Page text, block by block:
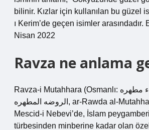
bilinir. Kızlar için kullanılan bu güzel
ı Kerim’de geçen isimler
Nisan 2022
Ravza ne anlama
Ravza-i Mutahhara (Osmanlı: روضهء مطهره; Arapça:
الروضه المطهره, ar-Rawda al-Mutahhara), Medine’deki
Mescid-i Nebevi’de, İslam
türbesinden minberine kadar olan